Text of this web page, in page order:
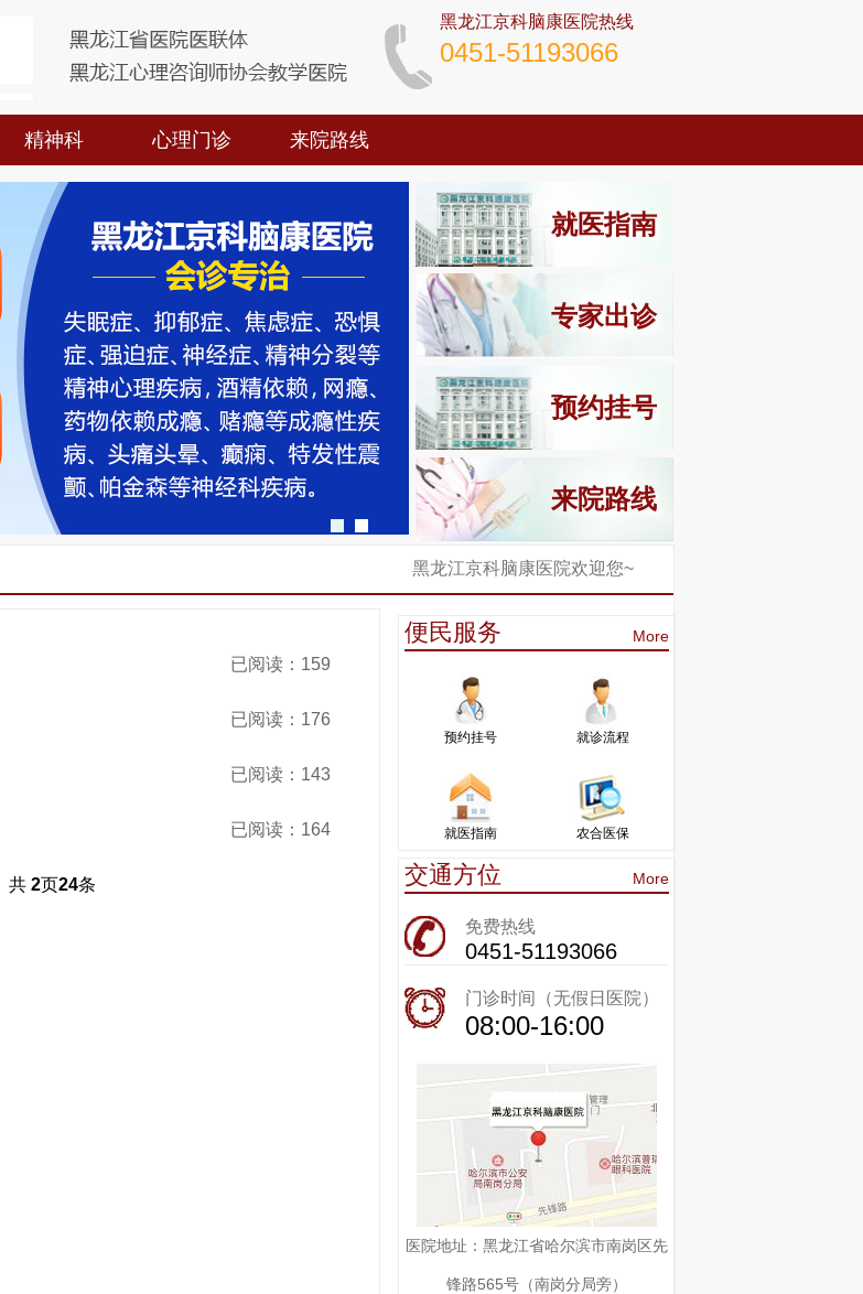
黑龙江京科脑康医院热线
0451-51193066
精神科 心理门诊 来院路线
就医指南
专家出诊
预约挂号
来院路线
黑龙江京科脑康医院欢迎您~
已阅读：159
已阅读：176
已阅读：143
已阅读：164
共 2页24条
便民服务 More
预约挂号 就诊流程
就医指南 农合医保
交通方位 More
免费热线
0451-51193066
门诊时间（无假日医院）
08:00-16:00
医院地址：黑龙江省哈尔滨市南岗区先
锋路565号（南岗分局旁）